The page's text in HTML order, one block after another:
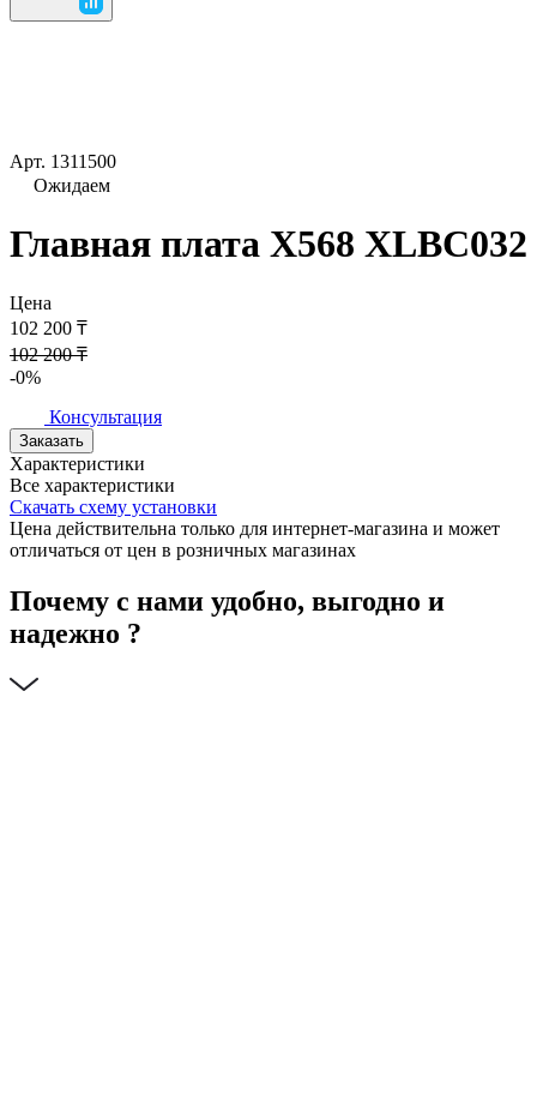
Арт. 1311500
Ожидаем
Главная плата X568 XLBC032
Цена
102 200 ₸
102 200 ₸
-0%
Консультация
Заказать
Характеристики
Все характеристики
Скачать схему установки
Цена действительна только для интернет-магазина и может
отличаться от цен в розничных магазинах
Почему с нами удобно, выгодно и
надежно ?